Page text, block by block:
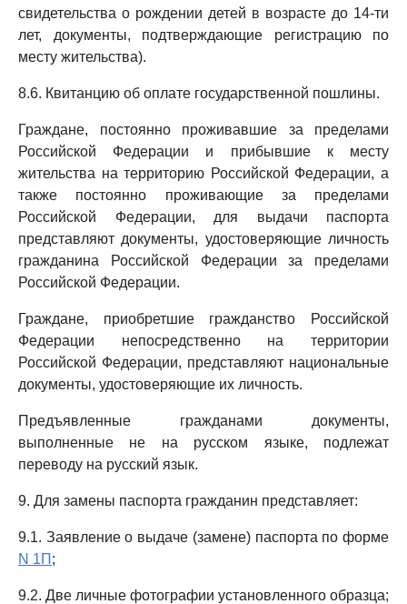
свидетельства о рождении детей в возрасте до 14-ти
лет, документы, подтверждающие регистрацию по
месту жительства).
8.6. Квитанцию об оплате государственной пошлины.
Граждане, постоянно проживавшие за пределами
Российской Федерации и прибывшие к месту
жительства на территорию Российской Федерации, а
также постоянно проживающие за пределами
Российской Федерации, для выдачи паспорта
представляют документы, удостоверяющие личность
гражданина Российской Федерации за пределами
Российской Федерации.
Граждане, приобретшие гражданство Российской
Федерации непосредственно на территории
Российской Федерации, представляют национальные
документы, удостоверяющие их личность.
Предъявленные гражданами документы,
выполненные не на русском языке, подлежат
переводу на русский язык.
9. Для замены паспорта гражданин представляет:
9.1. Заявление о выдаче (замене) паспорта по форме
N 1П ;
9.2. Две личные фотографии установленного образца;